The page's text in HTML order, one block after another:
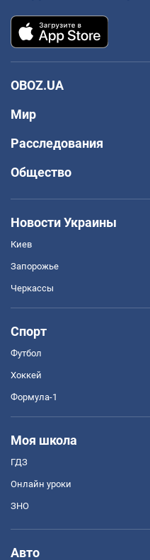
OBOZ.UA
Мир
Расследования
Общество
Новости Украины
Киев
Запорожье
Черкассы
Спорт
Футбол
Хоккей
Формула-1
Моя школа
ГДЗ
Онлайн уроки
ЗНО
Авто